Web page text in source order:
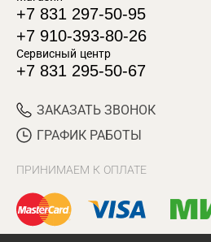
+7 831 297-50-95
+7 910-393-80-26
Сервисный центр
+7 831 295-50-67
ЗАКАЗАТЬ ЗВОНОК
ГРАФИК РАБОТЫ
ПРИНИМАЕМ К ОПЛАТЕ